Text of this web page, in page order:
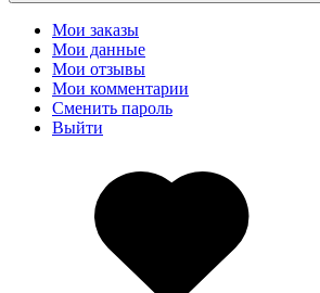
Мои заказы
Мои данные
Мои отзывы
Мои комментарии
Сменить пароль
Выйти